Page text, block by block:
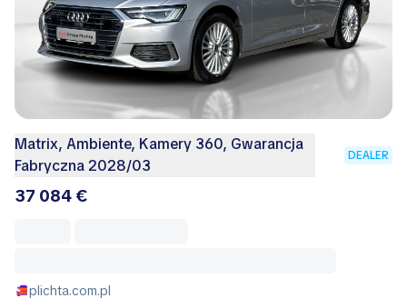
Matrix, Ambiente, Kamery 360, Gwarancja
Fabryczna 2028/03
DEALER
37 084 €
plichta.com.pl